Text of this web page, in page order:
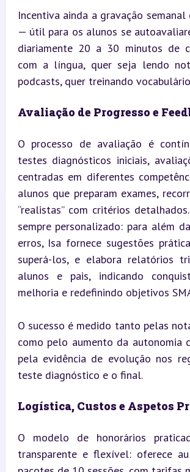
Incentiva ainda a gravação
— útil para os alunos se
diariamente 20 a 30 minutos de
com a língua, quer seja lendo
podcasts, quer treinando
Avaliação de Progresso e
O processo de avaliação é
testes diagnósticos iniciais,
centradas em diferentes
alunos que preparam exames,
“realistas” com critérios
sempre personalizado: para além
erros, Isa fornece sugestões
superá-los, e elabora relatórios
alunos e pais, indicando
melhoria e redefinindo objetivos
O sucesso é medido tanto pelas
como pelo aumento da autonomia
pela evidência de evolução nos
teste diagnóstico e o final.
Logística, Custos e Aspetos
O modelo de honorários
transparente e flexível: oferece